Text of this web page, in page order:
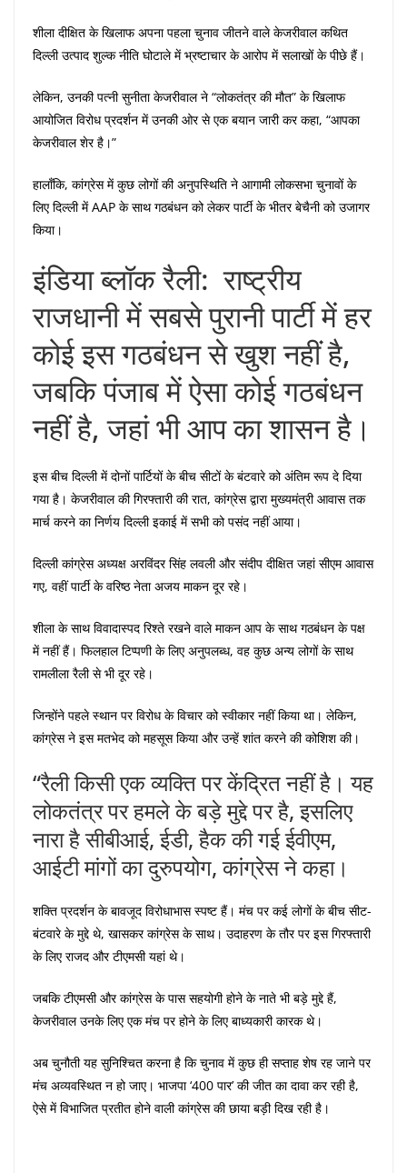
शीला दीक्षित के खिलाफ अपना पहला चुनाव जीतने वाले केजरीवाल कथित
दिल्ली उत्पाद शुल्क नीति घोटाले में भ्रष्टाचार के आरोप में सलाखों के पीछे हैं।
लेकिन, उनकी पत्नी सुनीता केजरीवाल ने “लोकतंत्र की मौत” के खिलाफ
आयोजित विरोध प्रदर्शन में उनकी ओर से एक बयान जारी कर कहा, “आपका
केजरीवाल शेर है।”
हालाँकि, कांग्रेस में कुछ लोगों की अनुपस्थिति ने आगामी लोकसभा चुनावों के
लिए दिल्ली में AAP के साथ गठबंधन को लेकर पार्टी के भीतर बेचैनी को उजागर
किया।
इंडिया ब्लॉक रैली: राष्ट्रीय
राजधानी में सबसे पुरानी पार्टी में हर
कोई इस गठबंधन से खुश नहीं है,
जबकि पंजाब में ऐसा कोई गठबंधन
नहीं है, जहां भी आप का शासन है।
इस बीच दिल्ली में दोनों पार्टियों के बीच सीटों के बंटवारे को अंतिम रूप दे दिया
गया है। केजरीवाल की गिरफ्तारी की रात, कांग्रेस द्वारा मुख्यमंत्री आवास तक
मार्च करने का निर्णय दिल्ली इकाई में सभी को पसंद नहीं आया।
दिल्ली कांग्रेस अध्यक्ष अरविंदर सिंह लवली और संदीप दीक्षित जहां सीएम आवास
गए, वहीं पार्टी के वरिष्ठ नेता अजय माकन दूर रहे।
शीला के साथ विवादास्पद रिश्ते रखने वाले माकन आप के साथ गठबंधन के पक्ष
में नहीं हैं। फिलहाल टिप्पणी के लिए अनुपलब्ध, वह कुछ अन्य लोगों के साथ
रामलीला रैली से भी दूर रहे।
जिन्होंने पहले स्थान पर विरोध के विचार को स्वीकार नहीं किया था। लेकिन,
कांग्रेस ने इस मतभेद को महसूस किया और उन्हें शांत करने की कोशिश की।
“रैली किसी एक व्यक्ति पर केंद्रित नहीं है। यह
लोकतंत्र पर हमले के बड़े मुद्दे पर है, इसलिए
नारा है सीबीआई, ईडी, हैक की गई ईवीएम,
आईटी मांगों का दुरुपयोग, कांग्रेस ने कहा।
शक्ति प्रदर्शन के बावजूद विरोधाभास स्पष्ट हैं। मंच पर कई लोगों के बीच सीट-
बंटवारे के मुद्दे थे, खासकर कांग्रेस के साथ। उदाहरण के तौर पर इस गिरफ्तारी
के लिए राजद और टीएमसी यहां थे।
जबकि टीएमसी और कांग्रेस के पास सहयोगी होने के नाते भी बड़े मुद्दे हैं,
केजरीवाल उनके लिए एक मंच पर होने के लिए बाध्यकारी कारक थे।
अब चुनौती यह सुनिश्चित करना है कि चुनाव में कुछ ही सप्ताह शेष रह जाने पर
मंच अव्यवस्थित न हो जाए। भाजपा ‘400 पार’ की जीत का दावा कर रही है,
ऐसे में विभाजित प्रतीत होने वाली कांग्रेस की छाया बड़ी दिख रही है।